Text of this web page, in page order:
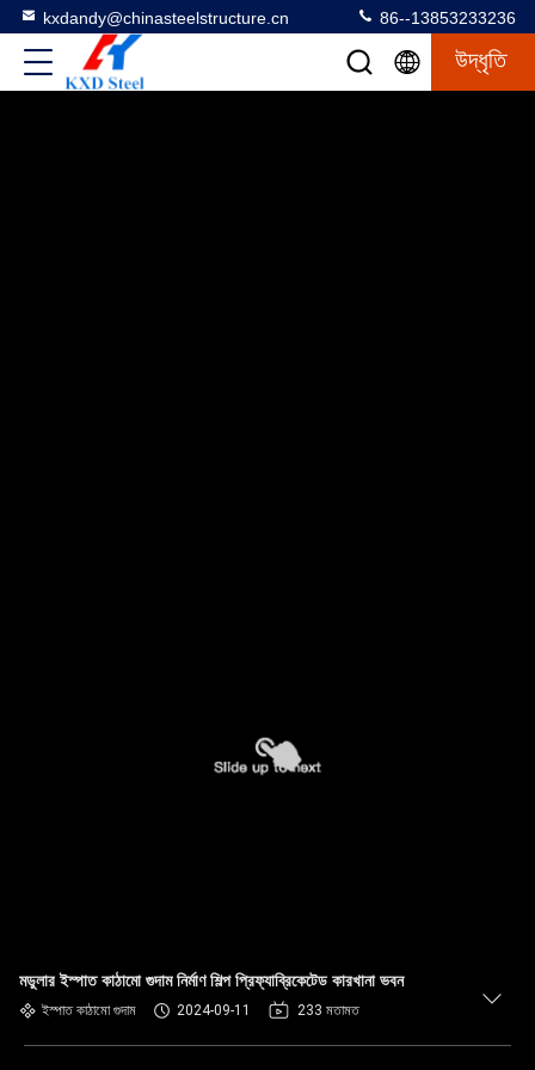
kxdandy@chinasteelstructure.cn 86--13853233236
উদ্ধৃতি
মডুলার ইস্পাত কাঠামো গুদাম নির্মাণ শিল্প প্রিফ্যাব্রিকেটেড কারখানা ভবন
ইস্পাত কাঠামো গুদাম 2024-09-11 233 মতামত